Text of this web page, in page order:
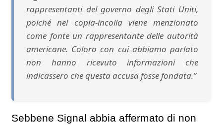
rappresentanti del governo degli Stati Uniti,
poiché nel copia-incolla viene menzionato
come fonte un rappresentante delle autorità
americane. Coloro con cui abbiamo parlato
non hanno ricevuto informazioni che
indicassero che questa accusa fosse fondata.”
Sebbene Signal abbia affermato di non